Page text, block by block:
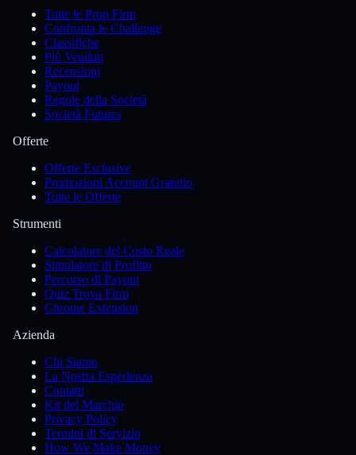
Tutte le Prop Firm
Confronta le Challenge
Classifiche
Più Venduti
Recensioni
Payout
Regole della Società
Società Futures
Offerte
Offerte Esclusive
Promozioni Account Gratuito
Tutte le Offerte
Strumenti
Calcolatore del Costo Reale
Simulatore di Profitto
Percorso di Payout
Quiz Trova Firm
Chrome Extension
Azienda
Chi Siamo
La Nostra Esperienza
Contatti
Kit del Marchio
Privacy Policy
Termini di Servizio
How We Make Money